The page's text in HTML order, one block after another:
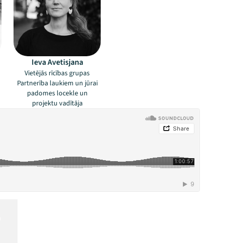
Ieva Avetisjana
Vietējās rīcības grupas
Partnerība laukiem un jūrai
padomes locekle un
projektu vadītāja